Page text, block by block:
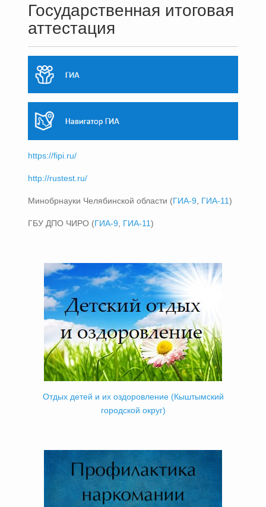
Государственная итоговая
аттестация
https://fipi.ru/
http://rustest.ru/
Минобрнауки Челябинской области (ГИА-9 ГИА-11)
ГБУ ДПО ЧИРО (ГИА-9 ГИА-11)
Отдых детей и их оздоровление (Кыштымский
городской округ)